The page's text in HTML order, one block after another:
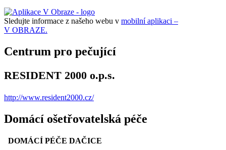
Sledujte informace z našeho webu v mobilní aplikaci –
V OBRAZE.
Centrum pro pečující
RESIDENT 2000 o.p.s.
http://www.resident2000.cz/
Domácí ošetřovatelská péče
DOMÁCÍ PÉČE DAČICE